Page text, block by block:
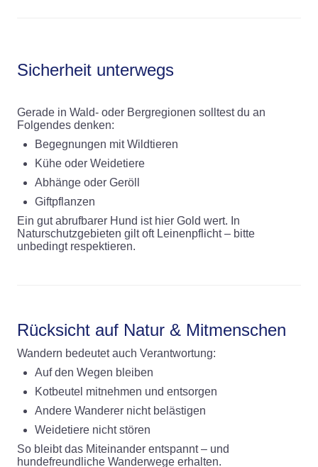
Sicherheit unterwegs
Gerade in Wald- oder Bergregionen solltest du an
Folgendes denken:
Begegnungen mit Wildtieren
Kühe oder Weidetiere
Abhänge oder Geröll
Giftpflanzen
Ein gut abrufbarer Hund ist hier Gold wert. In
Naturschutzgebieten gilt oft Leinenpflicht – bitte
unbedingt respektieren.
Rücksicht auf Natur & Mitmenschen
Wandern bedeutet auch Verantwortung:
Auf den Wegen bleiben
Kotbeutel mitnehmen und entsorgen
Andere Wanderer nicht belästigen
Weidetiere nicht stören
So bleibt das Miteinander entspannt – und
hundefreundliche Wanderwege erhalten.